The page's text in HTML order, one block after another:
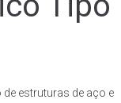
de estruturas de aço e